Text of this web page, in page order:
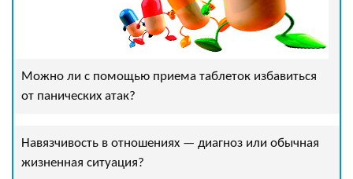
Можно ли с помощью приема таблеток избавиться
от панических атак?
Навязчивость в отношениях — диагноз или обычная
жизненная ситуация?